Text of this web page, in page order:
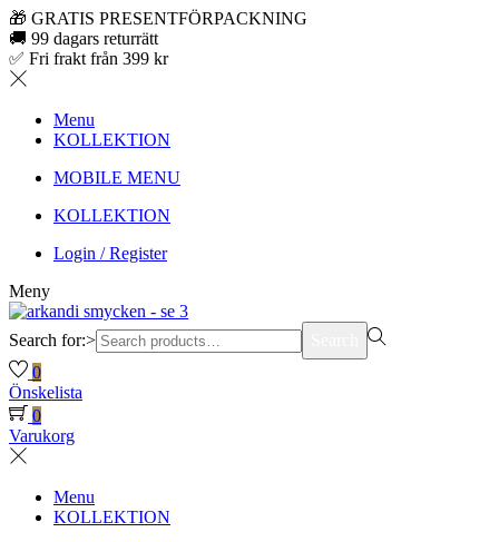
🎁 GRATIS PRESENTFÖRPACKNING
🚚 99 dagars returrätt
✅ Fri frakt från 399 kr
Menu
KOLLEKTION
MOBILE MENU
KOLLEKTION
Login / Register
Meny
Search for:>
0
Önskelista
0
Varukorg
Menu
KOLLEKTION